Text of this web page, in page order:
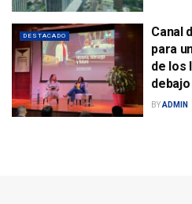
DESTACADO
Canal
para
de los
debajo
BYADMIN